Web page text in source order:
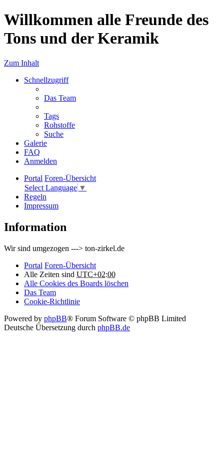
Willkommen alle Freunde des
Tons und der Keramik
Zum Inhalt
Schnellzugriff
Das Team
Tags
Rohstoffe
Suche
Galerie
FAQ
Anmelden
Portal Foren-Übersicht
Select Language ▼
Regeln
Impressum
Information
Wir sind umgezogen ---> ton-zirkel.de
Portal Foren-Übersicht
Alle Zeiten sind UTC+02:00
Alle Cookies des Boards löschen
Das Team
Cookie-Richtlinie
Powered by phpBB® Forum Software © phpBB Limited
Deutsche Übersetzung durch phpBB.de